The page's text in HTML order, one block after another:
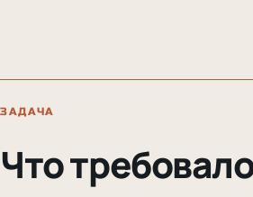
ЗАДАЧА
Что